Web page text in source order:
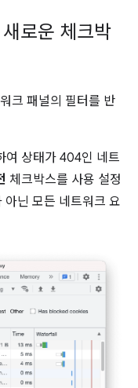
로운 체크박
크 패널의 필터를 반
상태가 404인 네트
체크박스를 사용 설정
닌 모든 네트워크 요